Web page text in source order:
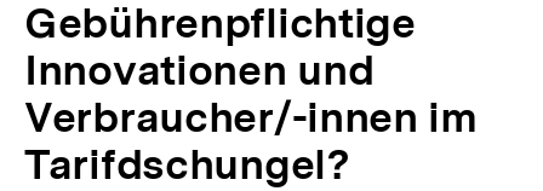
innen
Tarifdschungel?
Wer
regiert
das
Netz?
Gebührenpflichtige
Innovationen und
Verbraucher/-innen im
Tarifdschungel?